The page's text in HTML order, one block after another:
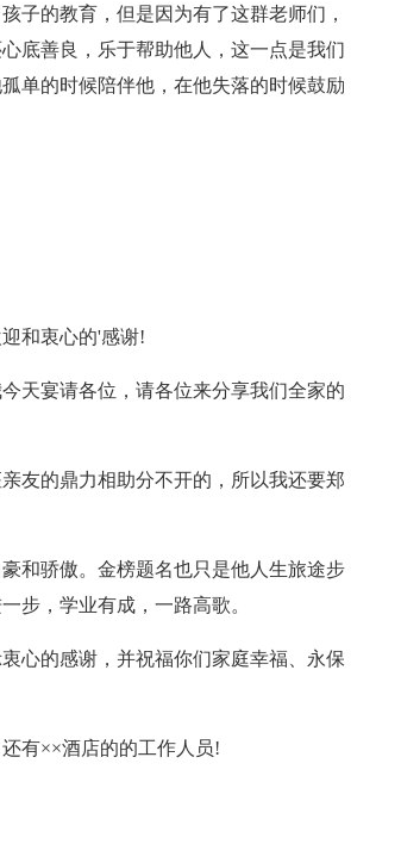
子的教育，但是因为有了这群老师们，
底善良，乐于帮助他人，这一点是我们
单的时候陪伴他，在他失落的时候鼓励
和衷心的'感谢!
宴请各位，请各位来分享我们全家的
的鼎力相助分不开的，所以我还要郑
骄傲。金榜题名也只是他人生旅途步
步，学业有成，一路高歌。
的感谢，并祝福你们家庭幸福、永保
有××酒店的的工作人员!